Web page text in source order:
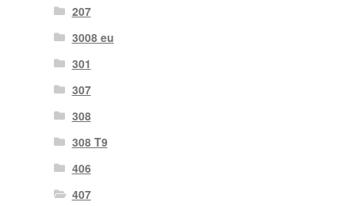
207
3008 eu
301
307
308
308 T9
406
407